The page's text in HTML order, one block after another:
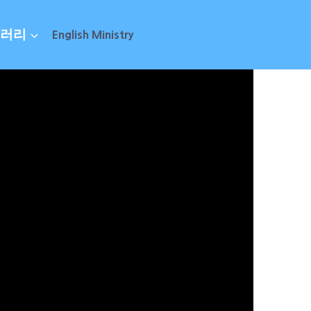
리 English Ministry